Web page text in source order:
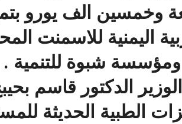
وخمسين الف يورو
اليمنية للاسمنت
شبوة للتنمية .
الدكتور قاسم
الطبية الحديثة